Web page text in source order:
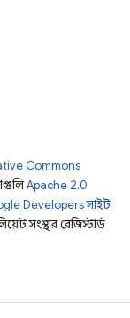
Commons
Apache 2.0
Developers সাইট
সংস্থার রেজিস্টার্ড